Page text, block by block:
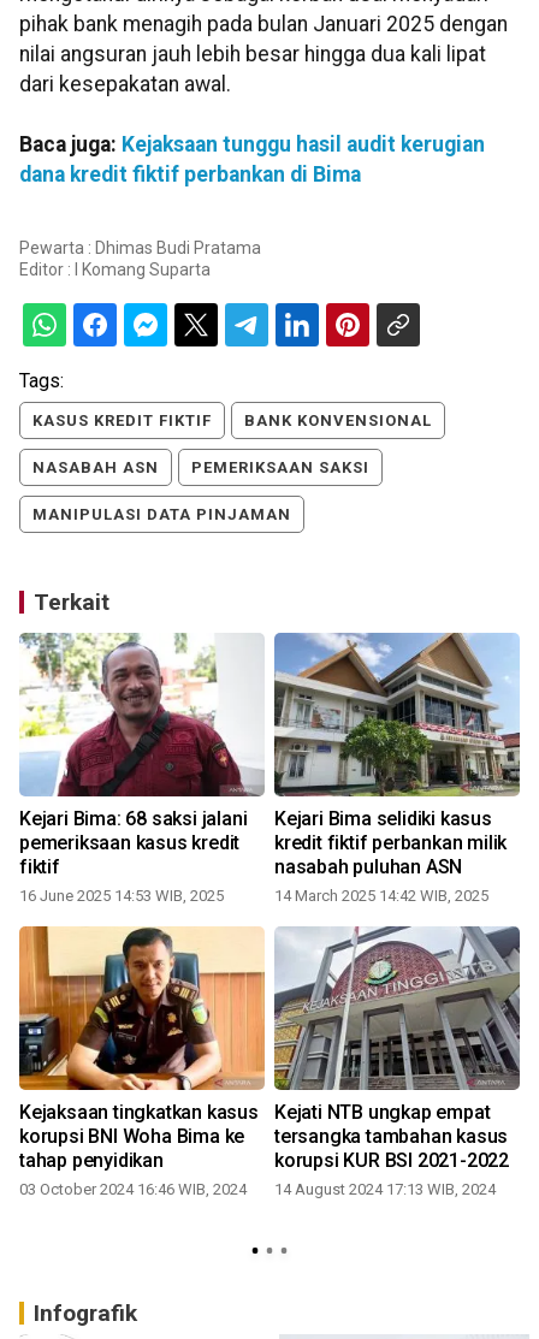
pihak bank menagih pada bulan Januari 2025 dengan
nilai angsuran jauh lebih besar hingga dua kali lipat
dari kesepakatan awal.
Baca juga: Kejaksaan tunggu hasil audit kerugian
dana kredit fiktif perbankan di Bima
Pewarta : Dhimas Budi Pratama
Editor :
I Komang Suparta
Tags:
KASUS KREDIT FIKTIF BANK KONVENSIONAL
NASABAH ASN PEMERIKSAAN SAKSI
MANIPULASI DATA PINJAMAN
Terkait
Kejari Bima: 68 saksi jalani
pemeriksaan kasus kredit
fiktif
16 June 2025 14:53 WIB, 2025
Kejari Bima selidiki kasus
kredit fiktif perbankan milik
nasabah puluhan ASN
14 March 2025 14:42 WIB, 2025
Kejaksaan tingkatkan kasus
korupsi BNI Woha Bima ke
tahap penyidikan
03 October 2024 16:46 WIB, 2024
Kejati NTB ungkap empat
tersangka tambahan kasus
korupsi KUR BSI 2021-2022
14 August 2024 17:13 WIB, 2024
Infografik